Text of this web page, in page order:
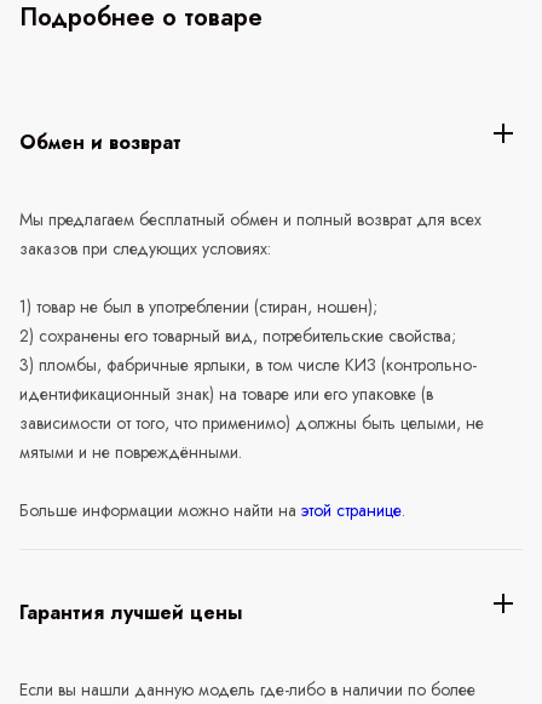
Подробнее о товаре
Обмен и возврат
Мы предлагаем бесплатный обмен и полный возврат для всех
заказов при следующих условиях:
1) товар не был в употреблении (стиран, ношен);
2) сохранены его товарный вид, потребительские свойства;
3) пломбы, фабричные ярлыки, в том числе КИЗ (контрольно-
идентификационный знак) на товаре или его упаковке (в
зависимости от того, что применимо) должны быть целыми, не
мятыми и не повреждёнными.
Больше информации можно найти на этой странице.
Гарантия лучшей цены
Если вы нашли данную модель где-либо в наличии по более